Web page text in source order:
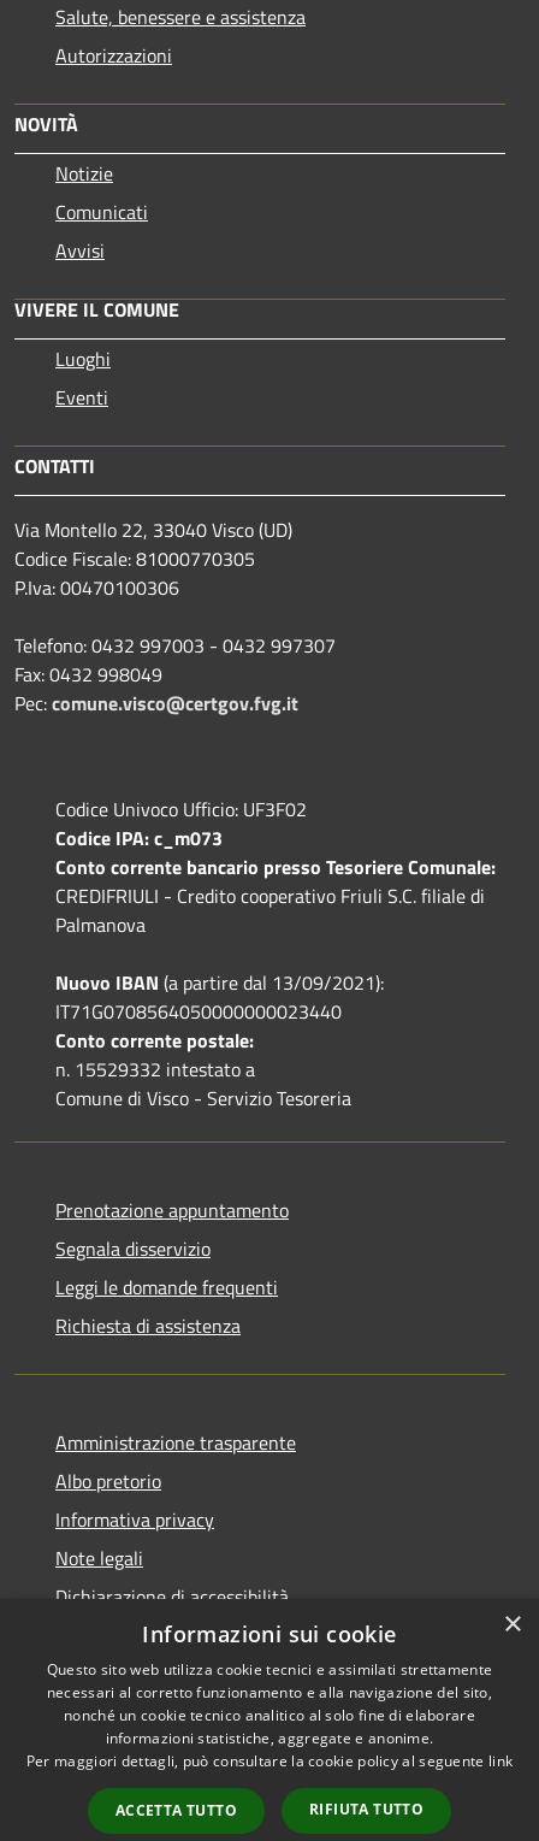
Salute, benessere e assistenza
Autorizzazioni
NOVITÀ
Notizie
Comunicati
Avvisi
VIVERE IL COMUNE
Luoghi
Eventi
CONTATTI
Via Montello 22, 33040 Visco (UD)
Codice Fiscale: 81000770305
P.Iva: 00470100306
Telefono: 0432 997003 - 0432 997307
Fax: 0432 998049
Pec:comune.visco@certgov.fvg.it
Codice Univoco Ufficio: UF3F02
Codice IPA: c_m073
Conto corrente bancario presso Tesoriere Comunale:
CREDIFRIULI - Credito cooperativo Friuli S.C. filiale di
Palmanova
Nuovo IBAN (a partire dal 13/09/2021):
IT71G0708564050000000023440
Conto corrente postale:
n. 15529332 intestato a
Comune di Visco - Servizio Tesoreria
Prenotazione appuntamento
Segnala disservizio
Leggi le domande frequenti
Richiesta di assistenza
Amministrazione trasparente
Albo pretorio
Informativa privacy
Note legali
Dichiarazione di accessibilità
Accessibilità
Privacy
Mappa del sito
Copyright © 2026 • Comune di
Visco • Powered by
Municipium
Accesso
redazione
×
Informazioni sui cookie
Questo sito web utilizza cookie tecnici e assimilati strettamente
necessari al corretto funzionamento e alla navigazione del sito,
nonché un cookie tecnico analitico al solo fine di elaborare
informazioni statistiche, aggregate e anonime.
Per maggiori dettagli, può consultare la cookie policy al seguente link
ACCETTA TUTTO RIFIUTA TUTTO